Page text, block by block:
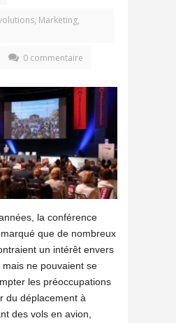
, Marketing,
0 commentaire
la conférence
que de nombreux
un intérêt envers
ne pouvaient se
les préoccupations
du déplacement à
des vols en avion,